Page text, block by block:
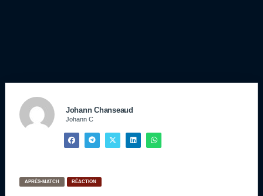
Johann Chanseaud
Johann C
APRÈS-MATCH RÉACTION